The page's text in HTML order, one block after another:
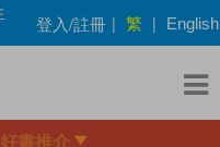
登入/註冊 | 繁 | English
好書推介